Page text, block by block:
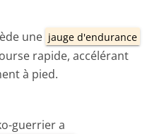
une jauge d'endurance
rapide, accélérant
à pied.
guerrier a